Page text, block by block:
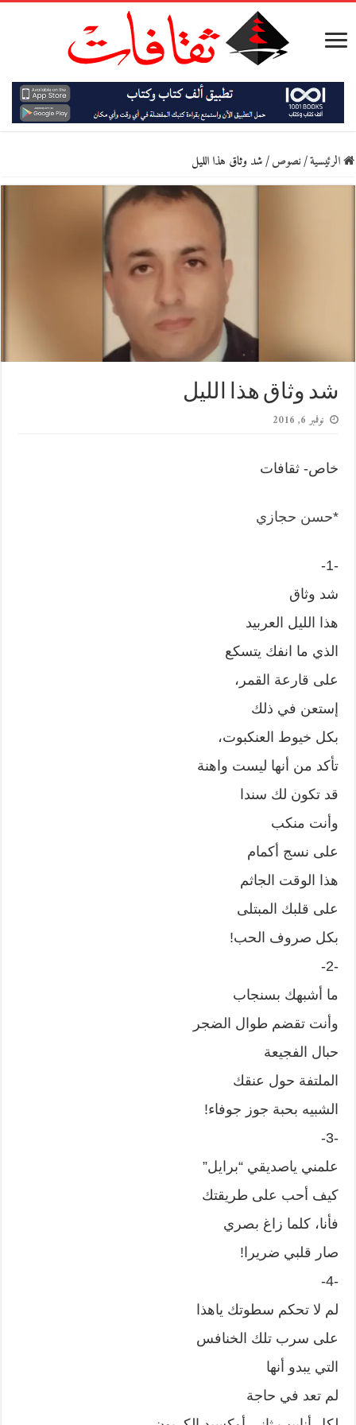
الرئيسية/نصوص/شد وثاق هذا الليل
شد وثاق هذا الليل
نوفمبر 6, 2016
خاص- ثقافات
*حسن حجازي
-1-
شد وثاق
هذا الليل العربيد
الذي ما انفك يتسكع
على قارعة القمر،
إستعن في ذلك
بكل خيوط العنكبوت،
تأكد من أنها ليست واهنة
قد تكون لك سندا
وأنت منكب
على نسج أكمام
هذا الوقت الجاثم
على قلبك المبتلى
بكل صروف الحب!
-2-
ما أشبهك بسنجاب
وأنت تقضم طوال الضجر
حبال الفجيعة
الملتفة حول عنقك
الشبيه بحبة جوز جوفاء!
-3-
علمني ياصديقي “برايل”
كيف أحب على طريقتك
فأنا، كلما زاغ بصري
صار قلبي ضريرا!
-4-
لم لا تحكم سطوتك ياهذا
على سرب تلك الخنافس
التي يبدو أنها
لم تعد في حاجة